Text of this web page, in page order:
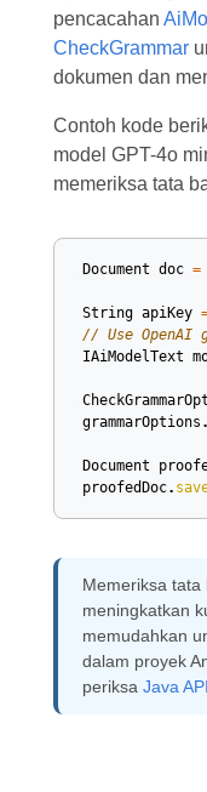
pencacahan
CheckGrammar
dokumen dan
Contoh kode
model GPT-4o
memeriksa tata
Document doc =
String apiKey
// Use OpenAI
IAiModelText
grammarOptions .
Document
proofedDoc.
Memeriksa tata
meningkatkan
memudahkan
dalam proyek
periksa Java